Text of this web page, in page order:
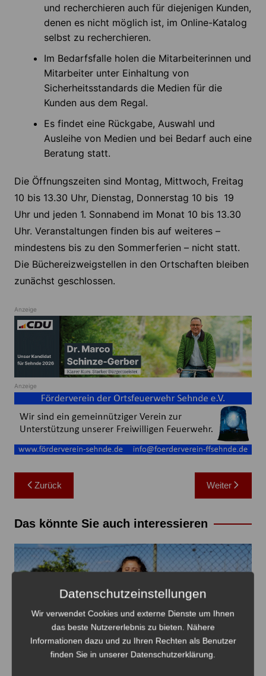
und recherchieren auch für diejenigen Kunden,
denen es nicht möglich ist, im Online-Katalog
selbst zu recherchieren.
Im Bedarfsfalle holen die Mitarbeiterinnen und
Mitarbeiter unter Einhaltung von
Sicherheitsstandards die Medien für die
Kunden aus dem Regal.
Es findet eine Rückgabe, Auswahl und
Ausleihe von Medien und bei Bedarf auch eine
Beratung statt.
Die Öffnungszeiten sind Montag, Mittwoch, Freitag
10 bis 13.30 Uhr, Dienstag, Donnerstag 10 bis 19
Uhr und jeden 1. Sonnabend im Monat 10 bis 13.30
Uhr. Veranstaltungen finden bis auf weiteres –
mindestens bis zu den Sommerferien – nicht statt.
Die Büchereizweigstellen in den Ortschaften bleiben
zunächst geschlossen.
Anzeige
Anzeige
Beitragsnavigation
Zurück Weiter
Das könnte Sie auch interessieren
Datenschutzeinstellungen
Wir verwendet Cookies und externe Dienste um Ihnen
das beste Nutzererlebnis zu bieten. Nähere
Informationen dazu und zu Ihren Rechten als Benutzer
finden Sie in unserer Datenschutzerklärung.